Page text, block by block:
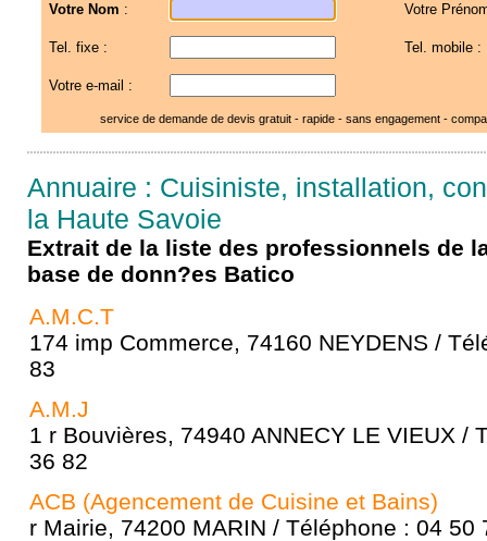
Votre Nom : Votre
Tel. fixe : Tel. mobile :
Votre e-mail :
service de demande de devis gratuit - rapide - sans engagement -
Annuaire : Cuisiniste, installation,
la Haute Savoie
Extrait de la liste des professionnels de
base de donn?es Batico
A.M.C.T
174 imp Commerce, 74160 NEYDENS /
83
A.M.J
1 r Bouvières, 74940 ANNECY LE VIEUX /
36 82
ACB (Agencement de Cuisine et Bains)
r Mairie, 74200 MARIN / Téléphone : 04 50